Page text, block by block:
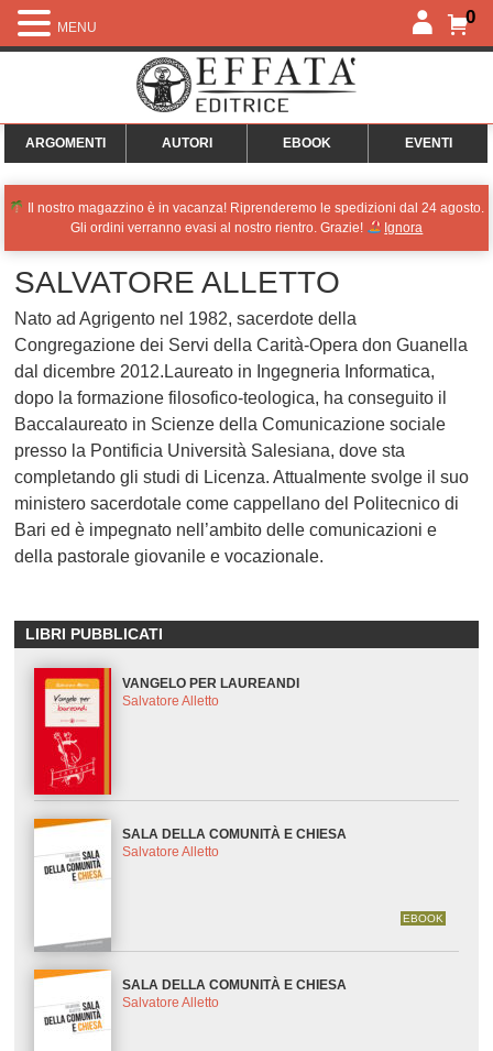
0
ARGOMENTI AUTORI EBOOK EVENTI
Il nostro magazzino è in vacanza! Riprenderemo le spedizioni dal 24 agosto.
Gli ordini verranno evasi al nostro rientro. Grazie!
Ignora
SALVATORE ALLETTO
Nato ad Agrigento nel 1982, sacerdote della
Congregazione dei Servi della Carità-Opera don Guanella
dal dicembre 2012.Laureato in Ingegneria Informatica,
dopo la formazione filosofico-teologica, ha conseguito il
Baccalaureato in Scienze della Comunicazione sociale
presso la Pontificia Università Salesiana, dove sta
completando gli studi di Licenza. Attualmente svolge il suo
ministero sacerdotale come cappellano del Politecnico di
Bari ed è impegnato nell’ambito delle comunicazioni e
della pastorale giovanile e vocazionale.
LIBRI PUBBLICATI
VANGELO PER LAUREANDI
Salvatore Alletto
SALA DELLA COMUNITÀ E CHIESA
Salvatore Alletto
EBOOK
SALA DELLA COMUNITÀ E CHIESA
Salvatore Alletto
MENU